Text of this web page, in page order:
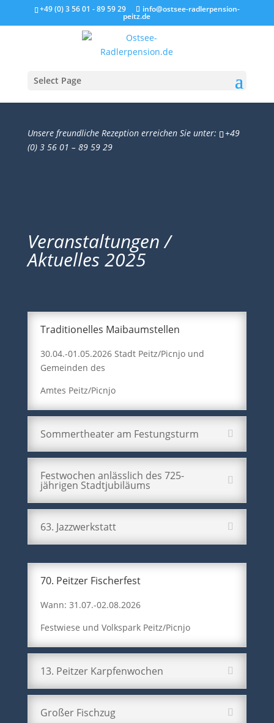
+49 (0) 3 56 01 - 89 59 29 info@ostsee-radlerpension-
peitz.de
Select Page
Unsere freundliche Rezeption erreichen Sie unter:
+49
(0) 3 56 01 – 89 59 29
Veranstaltungen /
Aktuelles 2025
Traditionelles Maibaumstellen
30.04.-01.05.2026 Stadt Peitz/Picnjo und
Gemeinden des
Amtes Peitz/Picnjo
Sommertheater am Festungsturm
Festwochen anlässlich des 725-
jährigen Stadtjubiläums
63. Jazzwerkstatt
70. Peitzer Fischerfest
Wann: 31.07.-02.08.2026
Festwiese und Volkspark Peitz/Picnjo
13. Peitzer Karpfenwochen
Großer Fischzug